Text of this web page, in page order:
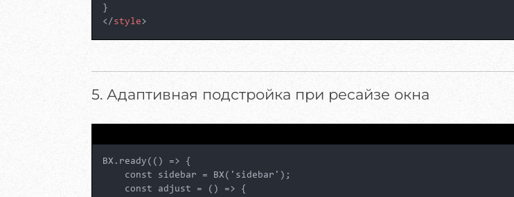
</ style>
5. Адаптивная подстройка при ресайзе окна
BX.ready(() => {
    const sidebar = BX('sidebar');
    const adjust = () => {